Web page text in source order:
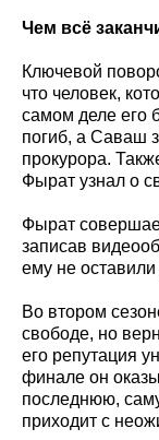
Чем всё
Ключевой
что человек,
самом деле
погиб, а Саваш
прокурора.
Фырат узнал о
Фырат
записав
ему не
Во втором
свободе, но
его репутация
финале он
последнюю,
приходит с